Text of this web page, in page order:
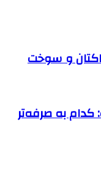
و سوخت
کدام به صرفه‌تر